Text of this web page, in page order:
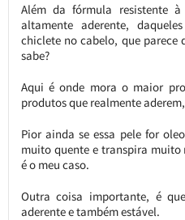
Além da fórmula resistente
altamente aderente,
chiclete no cabelo, que
sabe?
Aqui é onde mora o maior
produtos que realmente
Pior ainda se essa pele for
muito quente e transpira
é o meu caso.
Outra coisa importante, é
aderente e também estável.